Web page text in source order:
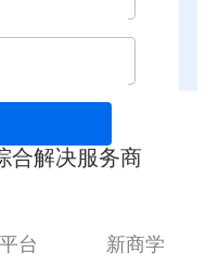
合解决服务商
台 新商学